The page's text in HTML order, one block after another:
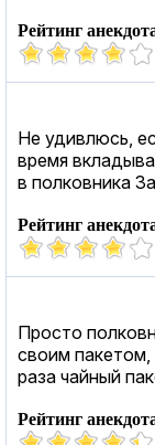
Рейтинг
Не удивлюсь,
время
в полковника
Рейтинг
Просто
своим
раза чайный
Рейтинг